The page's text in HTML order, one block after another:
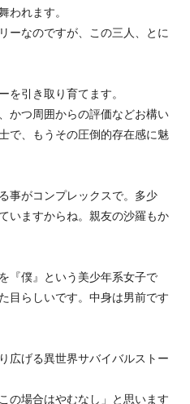
われます。
ーなのですが、この三人、とに
を引き取り育てます。
かつ周囲からの評価などお構い
で、もうその圧倒的存在感に魅
事がコンプレックスで。多少
いますからね。親友の沙羅もか
『僕』という美少年系女子で
目らしいです。中身は男前です
広げる異世界サバイバルストー
の場合はやむなし」と思います